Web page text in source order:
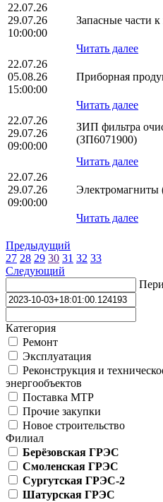
22.07.26
29.07.26
10:00:00
Запасные части
Читать далее
22.07.26
05.08.26
15:00:00
Приборная
Читать далее
22.07.26
29.07.26
09:00:00
ЗИП фильтра
(ЗП6071900)
Читать далее
22.07.26
29.07.26
09:00:00
Электромагниты
Читать далее
Предыдущий
27 28 29 30 31 32 33
Следующий
Категория
Ремонт
Эксплуатация
Реконструкция и
энергообъектов
Поставка МТР
Прочие закупки
Новое строительство
Филиал
Берёзовская ГРЭС
Смоленская ГРЭС
Сургутская ГРЭС-2
Шатурская ГРЭС